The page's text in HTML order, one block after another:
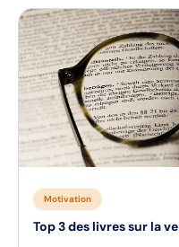
Motivation
Top 3 des livres sur la